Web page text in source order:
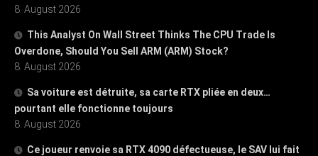
8. August 2026
This Analyst On Wall Street Thinks The CPU Trade Is
Overdone, Should You Sell ARM (ARM) Stock?
8. August 2026
Sa voiture est détruite, sa carte RTX pliée en deux…
pourtant elle fonctionne toujours
8. August 2026
Ce joueur renvoie sa RTX 4090 défectueuse, le SAV lui fait